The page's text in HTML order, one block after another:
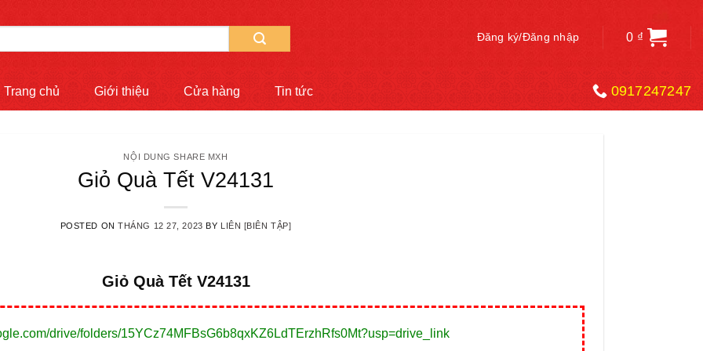
Đăng ký/Đăng nhập 0 ₫
Trang chủ Giới thiệu Cửa hàng Tin tức 0917247247
NỘI DUNG SHARE MXH
Giỏ Quà Tết V24131
POSTED ONTHÁNG 12 27, 2023 BY LIÊN [BIÊN TẬP]
Giỏ Quà Tết V24131
drive/folders/15YCz74MFBsG6b8qxKZ6LdTErzhRfs0Mt?usp=drive_link